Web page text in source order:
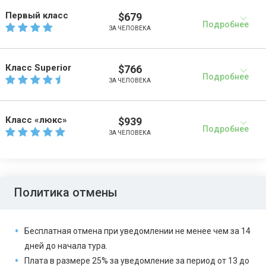
Первый класс $679
ЗА ЧЕЛОВЕКА Подробнее
Класс Superior $766
ЗА ЧЕЛОВЕКА Подробнее
Класс «люкс» $939
ЗА ЧЕЛОВЕКА Подробнее
Политика отмены
Бесплатная отмена при уведомлении не менее чем за 14
дней до начала тура.
Плата в размере 25% за уведомление за период от 13 до